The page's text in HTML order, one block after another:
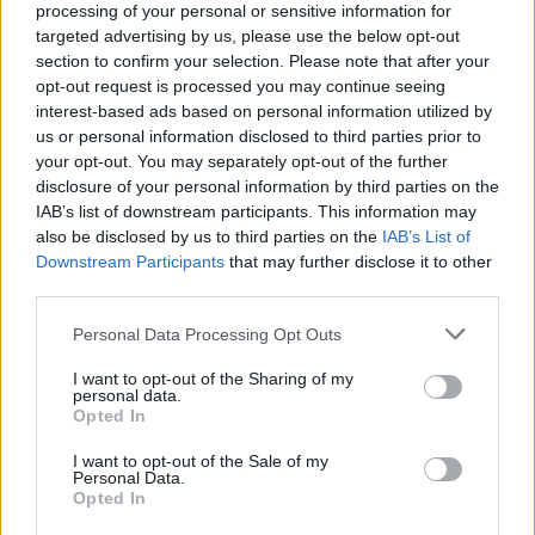
processing of your personal or sensitive information for
targeted advertising by us, please use the below opt-out
section to confirm your selection. Please note that after your
opt-out request is processed you may continue seeing
interest-based ads based on personal information utilized by
us or personal information disclosed to third parties prior to
your opt-out. You may separately opt-out of the further
disclosure of your personal information by third parties on the
IAB’s list of downstream participants. This information may
also be disclosed by us to third parties on the IAB’s List of
Downstream Participants that may further disclose it to other
Please note that this website/app uses one or more Google
not limited to your visit or usage behaviour. You may click to
grant or deny consent to Google and its third-party tags to
use your data for below specified purposes in below Google
consent section.
Personal Data Processing Opt Outs
I want to opt-out of the Sharing of my
personal data.
Opted In
I want to opt-out of the Sale of my
Personal Data.
Opted In
σχολές. Υπήρξε σκηνοθέτης που πέταξε τασάκι
σε σπουδαστή και δεν άνοιξε ρουθούνι.Ήταν
αυτή η λογική της σκληραγώγησης που
επικρατούσε για χρόνια στο ελληνικό θέατρο».
H πολύχρονη επισφάλεια των
ηθοποιών και ο πόλεμος που
δέχεται το ΣΕΗ
«Nιώθω τυχερός που δεν βίωσα τέτοιες
χρόνια που είμαι στο θέατρο, βίωσα άλλου
είδους κακοποίηση- την εργασιακή» μας λέει ο
Άρης και για τη δική του εμπειρία στην «αρένα»
του ελληνικού θεάτρου. «Έχω συνεργαστεί με